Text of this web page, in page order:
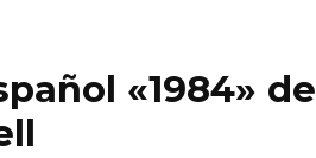
«1984» de